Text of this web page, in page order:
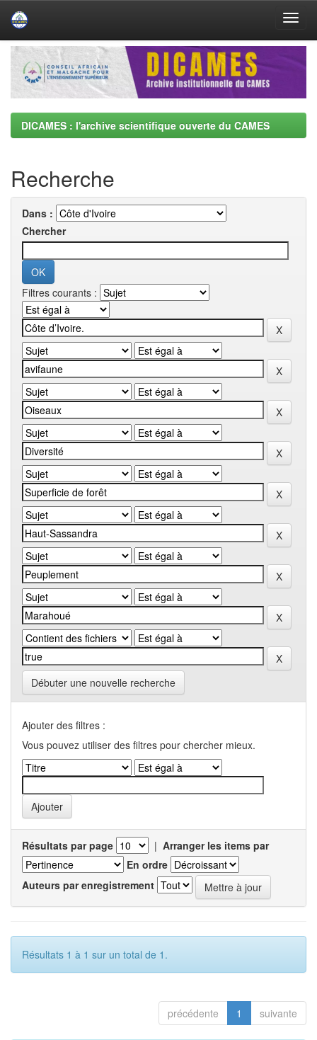
Skip
navigation
DICAMES : l'archive scientifique ouverte du CAMES
Recherche
Dans :
Chercher
Filtres courants :
Débuter une nouvelle recherche
Ajouter des filtres :
Vous pouvez utiliser des filtres pour chercher mieux.
Résultats par page | Arranger les items par
En ordre
Auteurs par enregistrement
Résultats 1 à 1 sur un total de 1.
précédente 1 suivante